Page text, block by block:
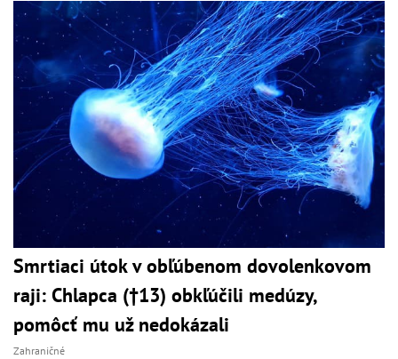
Smrtiaci útok v obľúbenom dovolenkovom
raji: Chlapca (†13) obkľúčili medúzy,
pomôcť mu už nedokázali
Zahraničné